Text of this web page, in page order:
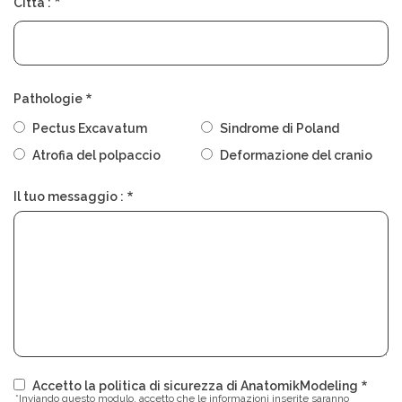
Pathologie
Pectus Excavatum
Sindrome di Poland
Atrofia del polpaccio
Deformazione del cranio
Il tuo messaggio :
Accetto la politica di sicurezza di AnatomikModeling
*Inviando questo modulo, accetto che le informazioni inserite saranno